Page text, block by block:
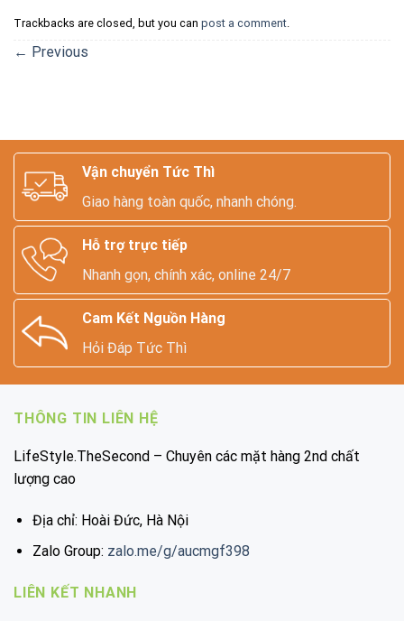
Trackbacks are closed, but you can post a comment.
← Previous
Vận chuyển Tức Thì
Giao hàng toàn quốc, nhanh chóng.
Hỗ trợ trực tiếp
Nhanh gọn, chính xác, online 24/7
Cam Kết Nguồn Hàng
Hỏi Đáp Tức Thì
THÔNG TIN LIÊN HỆ
LifeStyle.TheSecond – Chuyên các mặt hàng 2nd chất
lượng cao
Địa chỉ: Hoài Đức, Hà Nội
Zalo Group: zalo.me/g/aucmgf398
LIÊN KẾT NHANH